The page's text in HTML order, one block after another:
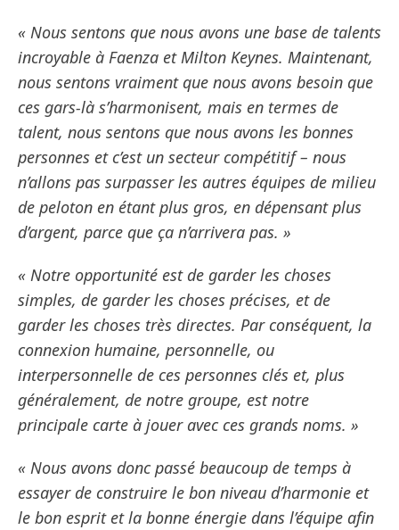
« Nous sentons que nous avons une base de talents
incroyable à Faenza et Milton Keynes. Maintenant,
nous sentons vraiment que nous avons besoin que
ces gars-là s’harmonisent, mais en termes de
talent, nous sentons que nous avons les bonnes
personnes et c’est un secteur compétitif – nous
n’allons pas surpasser les autres équipes de milieu
de peloton en étant plus gros, en dépensant plus
d’argent, parce que ça n’arrivera pas. »
« Notre opportunité est de garder les choses
simples, de garder les choses précises, et de
garder les choses très directes. Par conséquent, la
connexion humaine, personnelle, ou
interpersonnelle de ces personnes clés et, plus
généralement, de notre groupe, est notre
principale carte à jouer avec ces grands noms. »
« Nous avons donc passé beaucoup de temps à
essayer de construire le bon niveau d’harmonie et
le bon esprit et la bonne énergie dans l’équipe afin